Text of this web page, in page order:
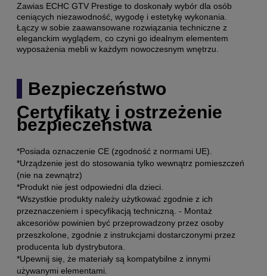
Zawias ECHC GTV Prestige to doskonały wybór dla osób
ceniących niezawodność, wygodę i estetykę wykonania.
Łączy w sobie zaawansowane rozwiązania techniczne z
eleganckim wyglądem, co czyni go idealnym elementem
wyposażenia mebli w każdym nowoczesnym wnętrzu.
Bezpieczeństwo
Certyfikaty i ostrzeżenie
bezpieczeństwa
*Posiada oznaczenie CE (zgodność z normami UE).
*Urządzenie jest do stosowania tylko wewnątrz pomieszczeń
(nie na zewnątrz)
*Produkt nie jest odpowiedni dla dzieci.
*Wszystkie produkty należy użytkować zgodnie z ich
przeznaczeniem i specyfikacją techniczną. - Montaż
akcesoriów powinien być przeprowadzony przez osoby
przeszkolone, zgodnie z instrukcjami dostarczonymi przez
producenta lub dystrybutora.
*Upewnij się, że materiały są kompatybilne z innymi
używanymi elementami.